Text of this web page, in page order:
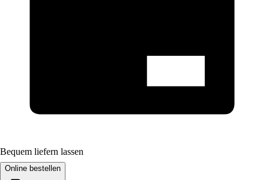
Bequem liefern lassen
Online bestellen